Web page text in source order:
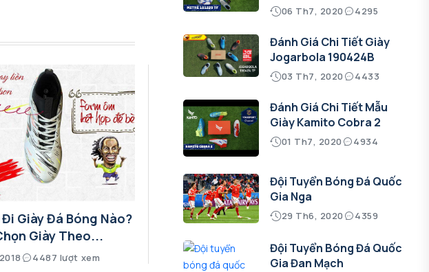
Đi Giày Đá Bóng Nào?
Giày Theo...
4487 lượt xem
06 Th7, 2020 4295
Đánh Giá Chi Tiết Giày
Jogarbola 190424B
03 Th7, 2020 4433
Đánh Giá Chi Tiết Mẫu
Giày Kamito Cobra 2
01 Th7, 2020 4934
Đội Tuyển Bóng Đá Quốc
Gia Nga
29 Th6, 2020 4359
Đội Tuyển Bóng Đá Quốc
Gia Đan Mạch